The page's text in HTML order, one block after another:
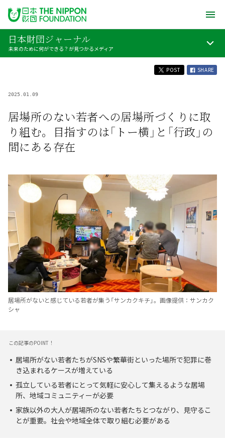
日本財団ジャーナル
未来のために何ができる？が見つかるメディア
POST SHARE
2025.01.09
居場所のない若者への居場所づくりに取
り組む。目指すのは「トー横」と「行政」の
間にある存在
居場所がないと感じている若者が集う「サンカクキチ」。画像提供：サンカク
シャ
この記事のPOINT！
居場所がない若者たちがSNSや繁華街といった場所で犯罪に巻
き込まれるケースが増えている
孤立している若者にとって気軽に安心して集えるような居場
所、地域コミュニティーが必要
家族以外の大人が居場所のない若者たちとつながり、見守るこ
とが重要。社会や地域全体で取り組む必要がある